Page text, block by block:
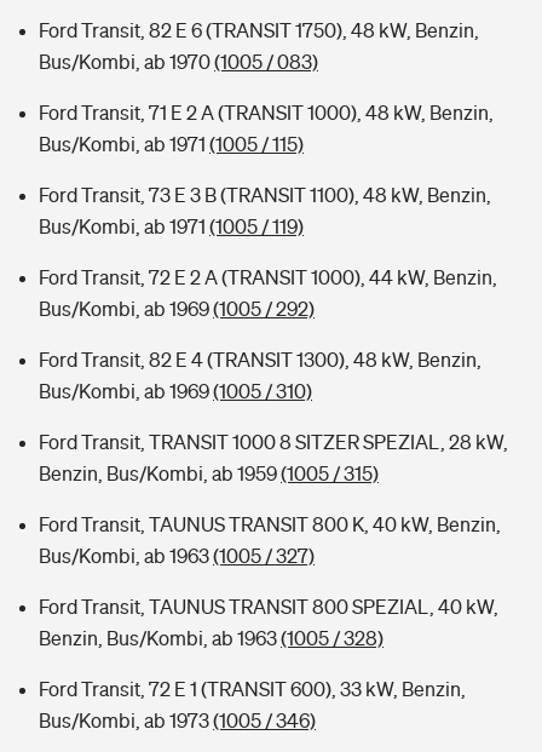
Ford Transit, 82 E 6 (TRANSIT 1750), 48 kW, Benzin,
Bus/Kombi, ab 1970(1005 / 083)
Ford Transit, 71 E 2 A (TRANSIT 1000), 48 kW, Benzin,
Bus/Kombi, ab 1971 (1005 / 115)
Ford Transit, 73 E 3 B (TRANSIT 1100), 48 kW, Benzin,
Bus/Kombi, ab 1971 (1005 / 119)
Ford Transit, 72 E 2 A (TRANSIT 1000), 44 kW, Benzin,
Bus/Kombi, ab 1969(1005 / 292)
Ford Transit, 82 E 4 (TRANSIT 1300), 48 kW, Benzin,
Bus/Kombi, ab 1969(1005 / 310)
Ford Transit, TRANSIT 1000 8 SITZER SPEZIAL, 28 kW,
Benzin, Bus/Kombi, ab 1959(1005 / 315)
Ford Transit, TAUNUS TRANSIT 800 K, 40 kW, Benzin,
Bus/Kombi, ab 1963(1005 / 327)
Ford Transit, TAUNUS TRANSIT 800 SPEZIAL, 40 kW,
Benzin, Bus/Kombi, ab 1963(1005 / 328)
Ford Transit, 72 E 1 (TRANSIT 600), 33 kW, Benzin,
Bus/Kombi, ab 1973(1005 / 346)